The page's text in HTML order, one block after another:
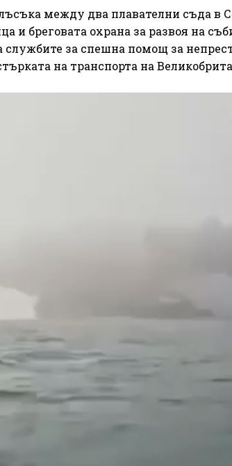
между два плавателни съда в
и бреговата охрана за развоя на
за спешна помощ за
на транспорта на